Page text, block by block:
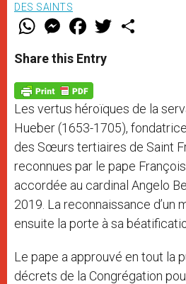
DES SAINTS
W
t
s
p
p
M
e
s
e
g
e
r
F
a
e
b
o
k
w
Share this Entry
Les vertus héroïques de la
Hueber (1653-1705),
des Sœurs tertiaires de Saint
reconnues par le pape
accordée au cardinal Angelo
2019. La reconnaissance d’un
ensuite la porte à sa
Le pape a approuvé en tout la
décrets de la Congrégation